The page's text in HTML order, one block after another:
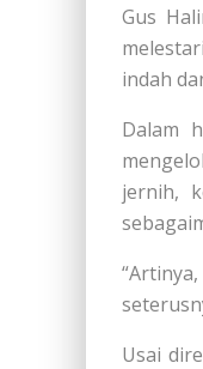
Gus
indah
Dalam
jernih,
Usai